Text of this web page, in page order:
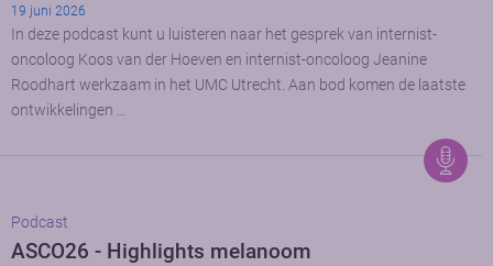
19 juni 2026
In deze podcast kunt u luisteren naar het gesprek van internist-
oncoloog Koos van der Hoeven en internist-oncoloog Jeanine
Roodhart werkzaam in het UMC Utrecht. Aan bod komen de laatste
ontwikkelingen …
Podcast
ASCO26 - Highlights melanoom